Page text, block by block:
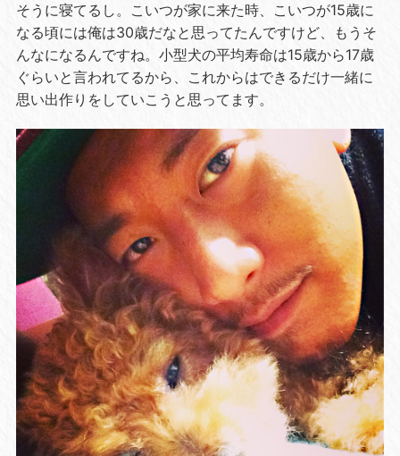
そうに寝てるし。こいつが家に来た時、こいつが15歳に
なる頃には俺は30歳だなと思ってたんですけど、もうそ
んなになるんですね。小型犬の平均寿命は15歳から17歳
ぐらいと言われてるから、これからはできるだけ一緒に
思い出作りをしていこうと思ってます。